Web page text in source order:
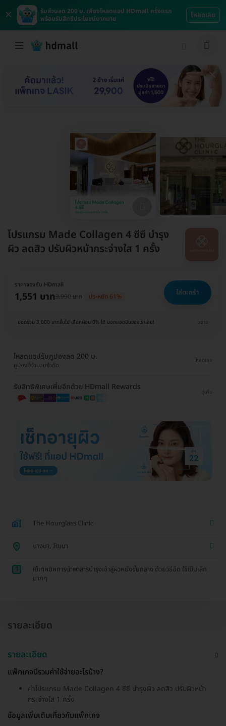
×
รับส่วนลด 200 บ. เพียงโหลดแอป HDmall ครั้งแรก
พร้อมรับสิทธิประโยชน์มากมาย
โหลดเลย
โปรแกรม Made Collagen 4 ซีซี บำรุง
ผิว ลดสิว ปรับผิวหน้ากระจ่างใส 1 ครั้ง
ราคาจองกับ HDmall
1,551 บาท3,990 บาท ประหยัด 61% ใส่ตะกร้า
ยอดรวม 3,000 บาทขึ้นไป เลือกผ่อน 0% ได้ บอกแอดมินของเราเลย! ขยาย
โหลดแอปรับคูปองลด 200 บ.
คูปองมีจำนวนจำกัด
โหลดเลย
รับสิทธิพิเศษเพิ่มอีกด้วย HDmall Rewards
ดูเพิ่ม
The Hourglass Clinic
บางนา, วัฒนา
1
ใช้เทคนิคการนำพาสารบำรุงเข้าสู่ผิวหนังชั้นกลาง ด้วยวิธีฉีด ใช้เข็มเล็ก
มากๆ
รายละเอียด
รายละเอียด
แพ็กเกจนี้รวมค่าใช้จ่ายอะไรบ้าง?
ค่าโปรแกรม Made Collagen 4 ซีซี บำรุงผิว ลดสิว ปรับผิวหน้า
กระจ่างใส 1 ครั้ง
ข้อมูลเพิ่มเติมเกี่ยวกับแพ็กเกจ